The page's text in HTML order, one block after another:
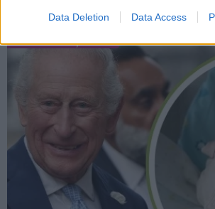
Data Deletion Data Access
KARALISKĀ ĢIMENE